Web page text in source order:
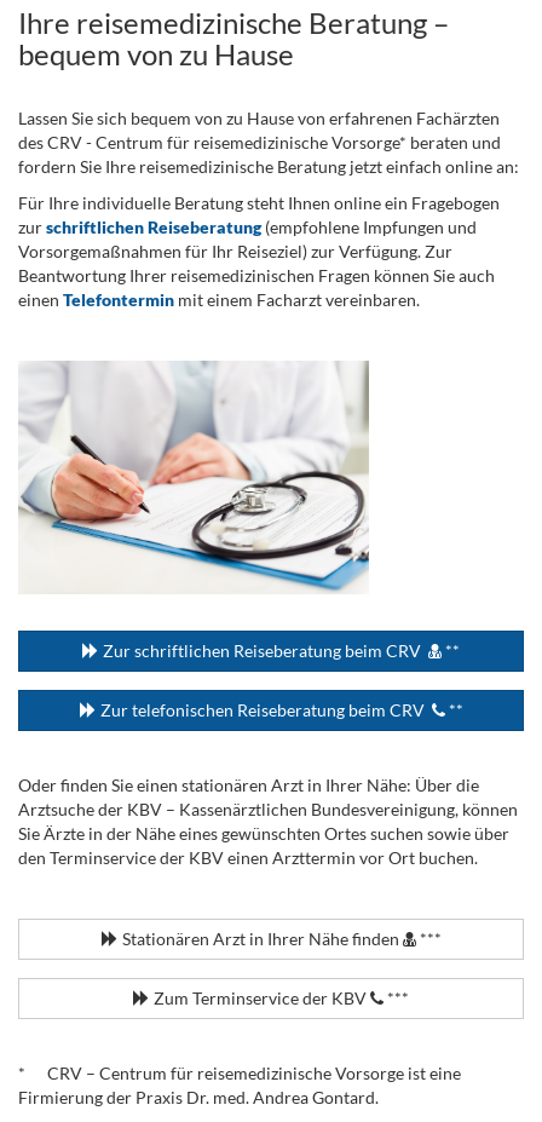
Ihre reisemedizinische Beratung –
bequem von zu Hause
Lassen Sie sich bequem von zu Hause von erfahrenen Fachärzten
des CRV - Centrum für reisemedizinische Vorsorge* beraten und
fordern Sie Ihre reisemedizinische Beratung jetzt einfach online an:
Für Ihre individuelle Beratung steht Ihnen online ein Fragebogen
zurschriftlichen Reiseberatung(empfohlene Impfungen und
Vorsorgemaßnahmen für Ihr Reiseziel) zur Verfügung. Zur
Beantwortung Ihrer reisemedizinischen Fragen können Sie auch
einen Telefontermin mit einem Facharzt vereinbaren.
Zur schriftlichen Reiseberatung beim CRV **
Zur telefonischen Reiseberatung beim CRV **
Oder finden Sie einen stationären Arzt in Ihrer Nähe: Über die
Arztsuche der KBV – Kassenärztlichen Bundesvereinigung, können
Sie Ärzte in der Nähe eines gewünschten Ortes suchen sowie über
den Terminservice der KBV einen Arzttermin vor Ort buchen.
Stationären Arzt in Ihrer Nähe finden ***
Zum Terminservice der KBV ***
* CRV – Centrum für reisemedizinische Vorsorge ist eine
Firmierung der Praxis Dr. med. Andrea Gontard.